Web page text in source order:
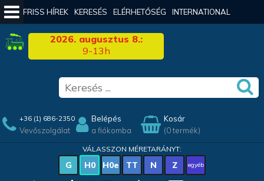
FRISS HÍREK KERESÉS ELÉRHETŐSÉG INTERNATIONAL
2026. augusztus 8.:
9-13h
+36 (1) 686-2350
Vevőszolgálat
Belépés
a fiókomba
Kosár
(0 termék)
VÁLASSZON MÉRETARÁNYT:
G H0 H0e TT N Z egyéb